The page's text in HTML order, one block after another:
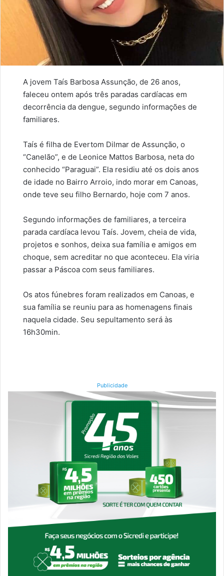
A jovem Taís Barbosa Assunção, de 26 anos,
faleceu ontem após três paradas cardíacas em
decorrência da dengue, segundo informações de
familiares.
Taís é filha de Evertom Dilmar de Assunção, o
“Canelão”, e de Leonice Mattos Barbosa, neta do
conhecido “Paraguai”. Ela residiu até os dois anos
de idade no Bairro Arroio, indo morar em Canoas,
onde teve seu filho Bernardo, hoje com 7 anos.
Segundo informações de familiares, a terceira
parada cardíaca levou Taís. Jovem, cheia de vida,
projetos e sonhos, deixa sua família e amigos em
choque, sem acreditar no que aconteceu. Ela viria
passar a Páscoa com seus familiares.
Os atos fúnebres foram realizados em Canoas, e
sua família se reuniu para as homenagens finais
naquela cidade. Seu sepultamento será às
16h30min.
Publicidade